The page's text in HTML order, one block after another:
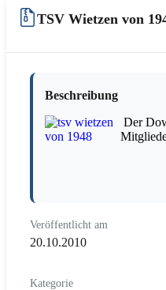
TSV Wietzen von
Beschreibung
Der
Veröffentlicht am
20.10.2010
Kategorie